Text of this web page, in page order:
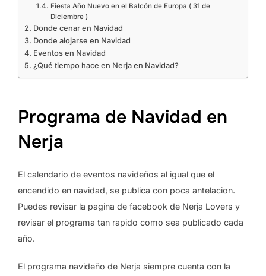
Fiesta Año Nuevo en el Balcón de Europa ( 31 de
Diciembre )
Donde cenar en Navidad
Donde alojarse en Navidad
Eventos en Navidad
¿Qué tiempo hace en Nerja en Navidad?
Programa de Navidad en
Nerja
El calendario de eventos navideños al igual que el
encendido en navidad, se publica con poca antelacion.
Puedes revisar la pagina de facebook de Nerja Lovers y
revisar el programa tan rapido como sea publicado cada
año.
El programa navideño de Nerja siempre cuenta con la